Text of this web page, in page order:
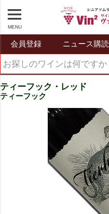
MENU
会員登録 ニュース購読
ティーフック・レッド
ティーフック